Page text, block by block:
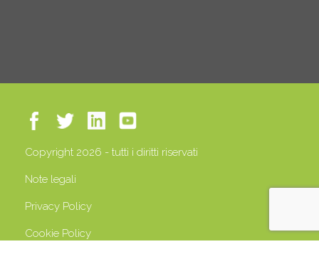
Copyright 2026 - tutti i diritti riservati
Note legali
Privacy Policy
Cookie Policy